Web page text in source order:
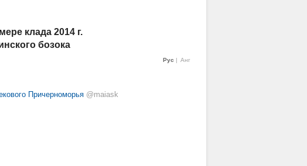
клада 2014 г.
бозока
Рус Анг
Причерноморья @maiask